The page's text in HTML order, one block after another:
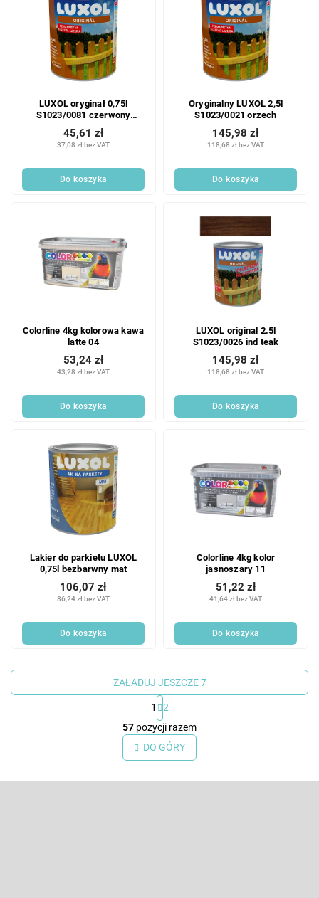
LUXOL oryginał 0,75l
S1023/0081 czerwony
czerwony
37,08 zł bez VAT
45,61 zł
Do koszyka
Oryginalny LUXOL 2,5l
S1023/0021 orzech
118,68 zł bez VAT
145,98 zł
Do koszyka
Colorline 4kg kolorowa kawa
latte 04
43,28 zł bez VAT
53,24 zł
Do koszyka
LUXOL original 2.5l
S1023/0026 ind teak
118,68 zł bez VAT
145,98 zł
Do koszyka
Lakier do parkietu LUXOL
0,75l bezbarwny mat
86,24 zł bez VAT
106,07 zł
Do koszyka
Colorline 4kg kolor
jasnoszary 11
41,64 zł bez VAT
51,22 zł
Do koszyka
K
o
n
t
ZAŁADUJ JESZCZE 7
1
2
57 pozycji razem
DO GÓRY